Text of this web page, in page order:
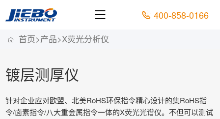
400-858-0166
首页>产品>X荧光分析仪
镀层测厚仪
针对企业应对欧盟、北美RoHS环保指令精心设计的集RoHS指
令/卤素指令/八大重金属指令一体的X荧光光谱仪。不但可以测试